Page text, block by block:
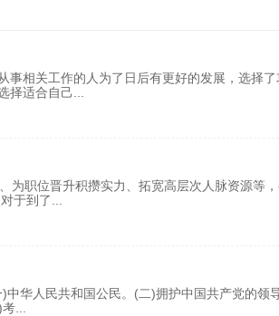
相关工作的人为了日后有更好的发展，选择了
择适合自己
为职位晋升积攒实力、拓宽高层次人脉资源等
于到了
华人民共和国公民。(二)拥护中国共产党的领
考